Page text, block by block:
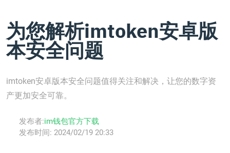
为您解析imtoken安卓版
本安全问题
imtoken安卓版本安全问题值得关注和解决，让您的数字资
产更加安全可靠。
发布者:im钱包官方下载
发布时间: 2024/02/19 20:33